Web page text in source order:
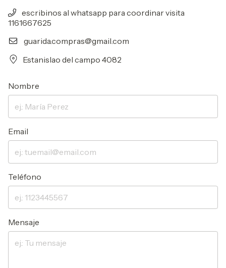
escribinos al whatsapp para coordinar visita
1161667625
guarida.compras@gmail.com
Estanislao del campo 4082
Nombre
Email
Teléfono
Mensaje